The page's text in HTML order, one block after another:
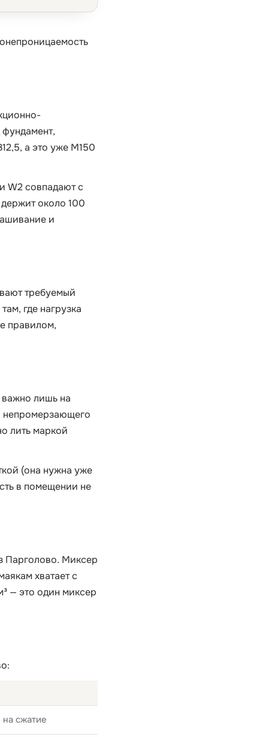
а это уже М150
W2 совпадают с
около 100
и
требуемый
где нагрузка
правилом,
важно лишь на
непромерзающего
лить маркой
(она нужна уже
в помещении не
Парголово. Миксер
хватает с
— это один миксер
сжатие